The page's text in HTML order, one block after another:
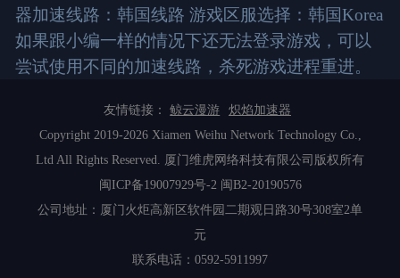
器加速线路：韩国线路 游戏区服选择：韩国Korea
如果跟小编一样的情况下还无法登录游戏，可以
尝试使用不同的加速线路，杀死游戏进程重进。
友情链接： 鲸云漫游
炽焰加速器
Copyright 2019-2026 Xiamen Weihu Network Technology Co.,
Ltd All Rights Reserved. 厦门维虎网络科技有限公司版权所有
闽ICP备19007929号-2 闽B2-20190576
公司地址：厦门火炬高新区软件园二期观日路30号308室2单
元
联系电话：0592-5911997